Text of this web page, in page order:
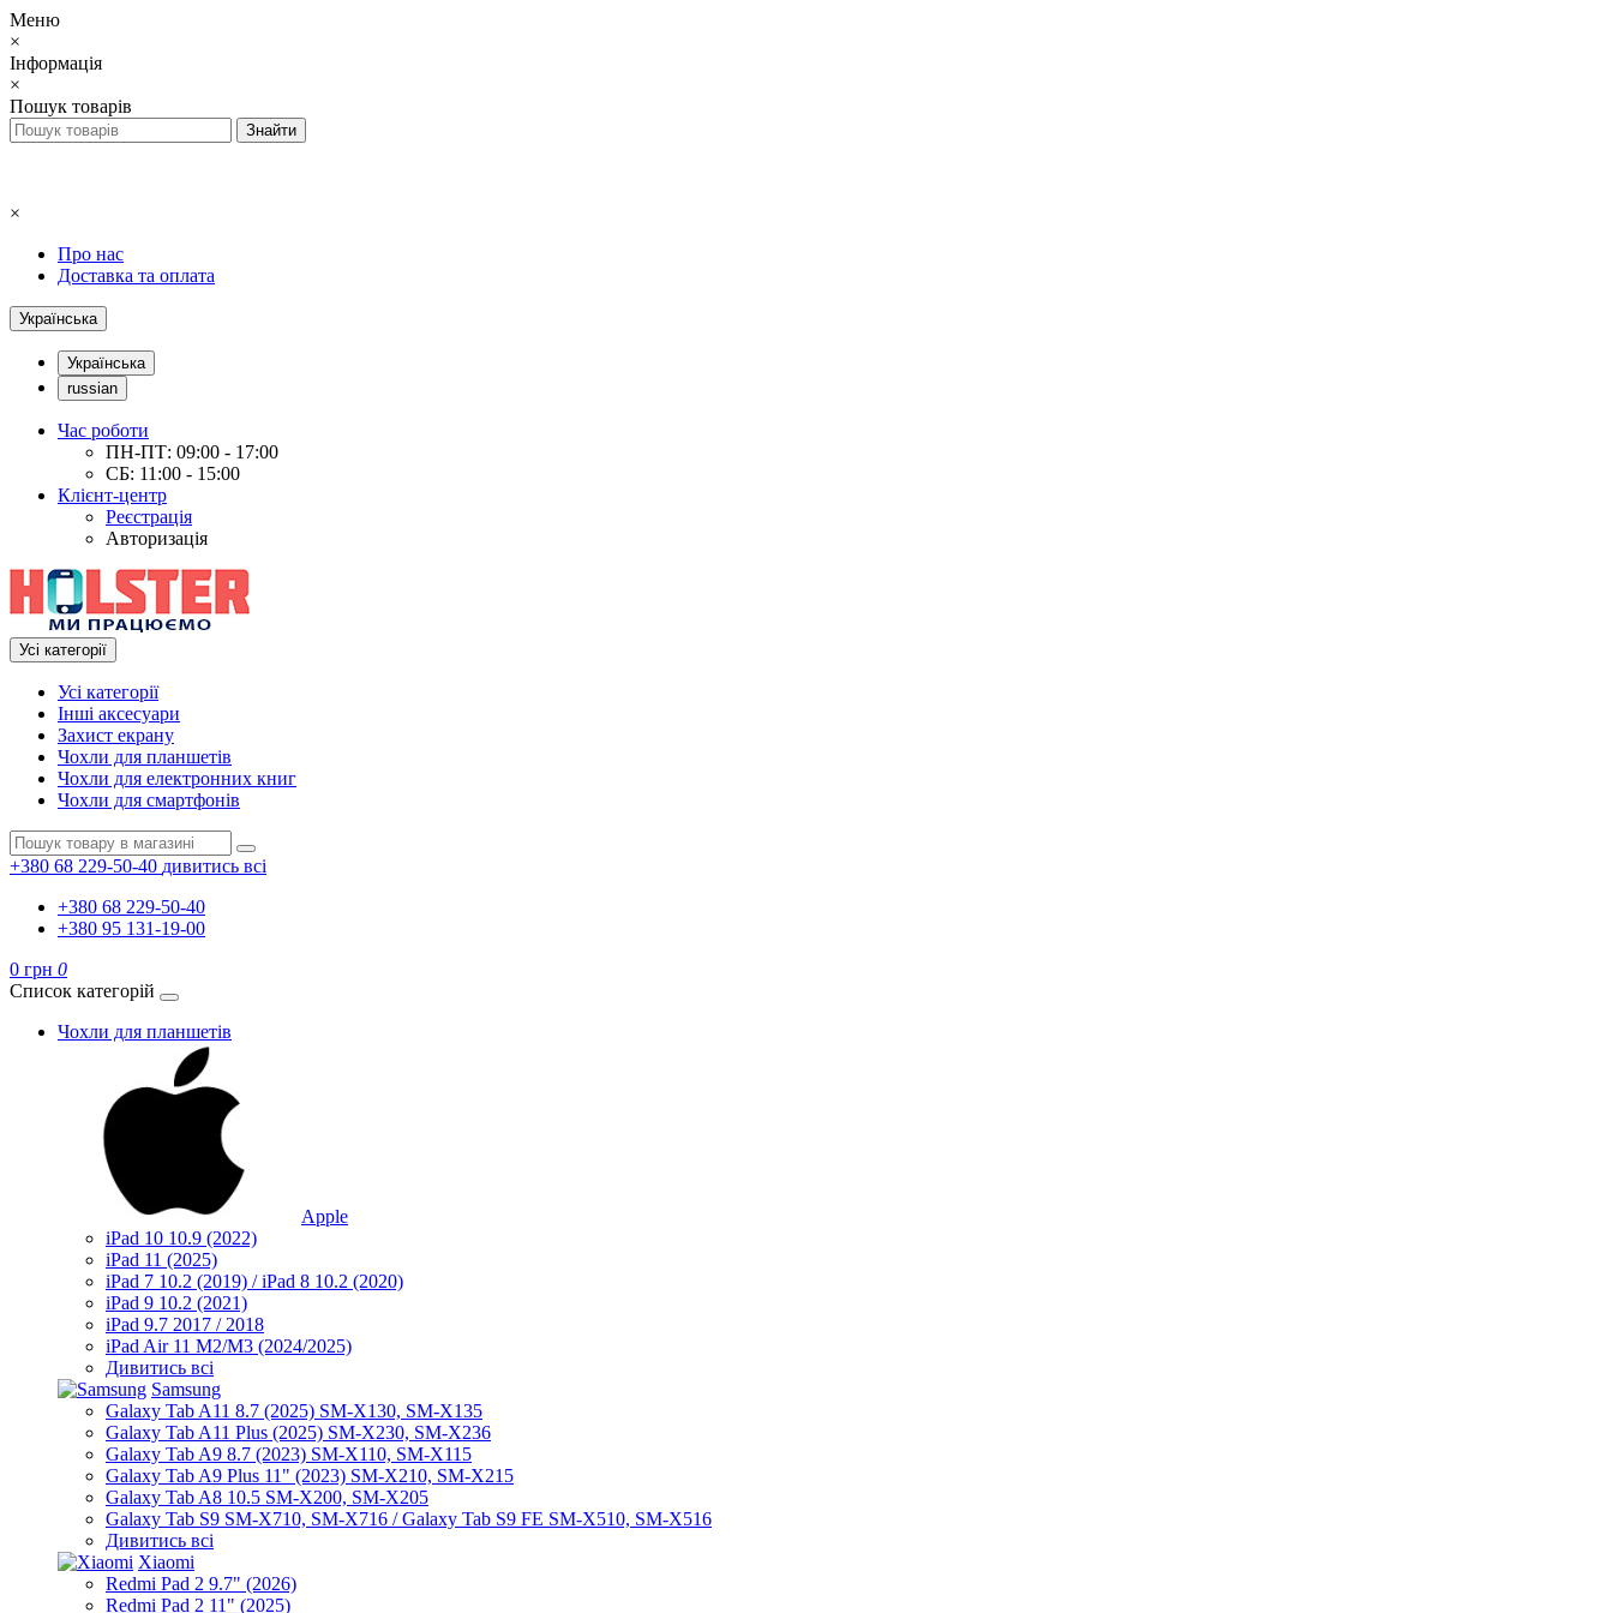
Меню
×
Інформація
×
Пошук товарів
×
Про нас
Доставка та оплата
Українська
Українська
russian
Час роботи
ПН-ПТ: 09:00 - 17:00
СБ: 11:00 - 15:00
Клієнт-центр
Реєстрація
Авторизація
Усі категорії
Усі категорії
Інші аксесуари
Захист екрану
Чохли для планшетів
Чохли для електронних книг
Чохли для смартфонів
+380 68 229-50-40 дивитись всі
+380 68 229-50-40
+380 95 131-19-00
0 грн 0
Список категорій
Чохли для планшетів
Apple
iPad 10 10.9 (2022)
iPad 11 (2025)
iPad 7 10.2 (2019) / iPad 8 10.2 (2020)
iPad 9 10.2 (2021)
iPad 9.7 2017 / 2018
iPad Air 11 M2/M3 (2024/2025)
Дивитись всі
Samsung
Galaxy Tab A11 8.7 (2025) SM-X130, SM-X135
Galaxy Tab A11 Plus (2025) SM-X230, SM-X236
Galaxy Tab A9 8.7 (2023) SM-X110, SM-X115
Galaxy Tab A9 Plus 11" (2023) SM-X210, SM-X215
Galaxy Tab A8 10.5 SM-X200, SM-X205
Galaxy Tab S9 SM-X710, SM-X716 / Galaxy Tab S9 FE SM-X510, SM-X516
Дивитись всі
Xiaomi
Redmi Pad 2 9.7" (2026)
Redmi Pad 2 11" (2025)